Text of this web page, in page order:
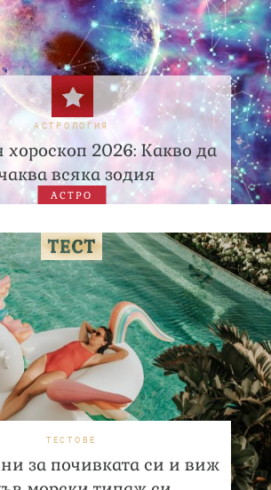
АСТРОЛОГИЯ
2026: Какво да
всяка зодия
АСТРО
ТЕСТОВЕ
за почивката си и виж